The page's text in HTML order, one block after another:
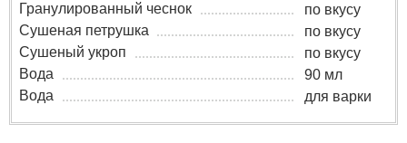
Гранулированный чеснок
по вкусу
Сушеная петрушка
по вкусу
Сушеный укроп
по вкусу
Вода
90 мл
Вода
для варки